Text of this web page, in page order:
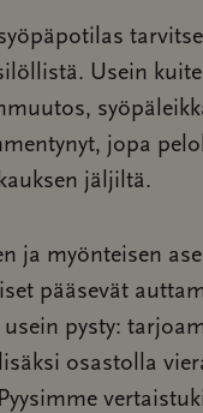
Usein
jopa
jäljiltä.
ja myönteisen
pääsevät
pysty:
osastolla